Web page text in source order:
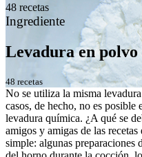
48 recetas
Ingrediente
Levadura en polvo
48 recetas
No se utiliza la misma
casos, de hecho, no es
levadura química. ¿A qué se
amigos y amigas de las
simple: algunas preparaciones